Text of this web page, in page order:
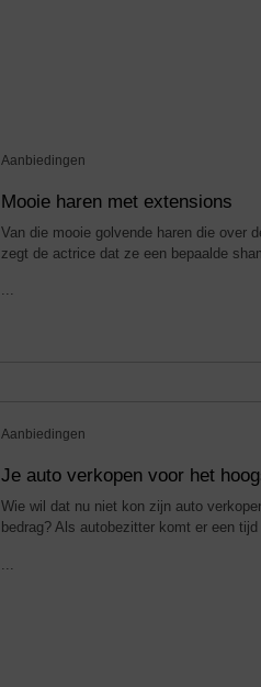
Aanbiedingen
Mooie haren met extensions
Van die mooie golvende haren die over
zegt de actrice dat ze een bepaalde
...
Aanbiedingen
Je auto verkopen voor het
Wie wil dat nu niet kon zijn auto
bedrag? Als autobezitter komt er een tijd